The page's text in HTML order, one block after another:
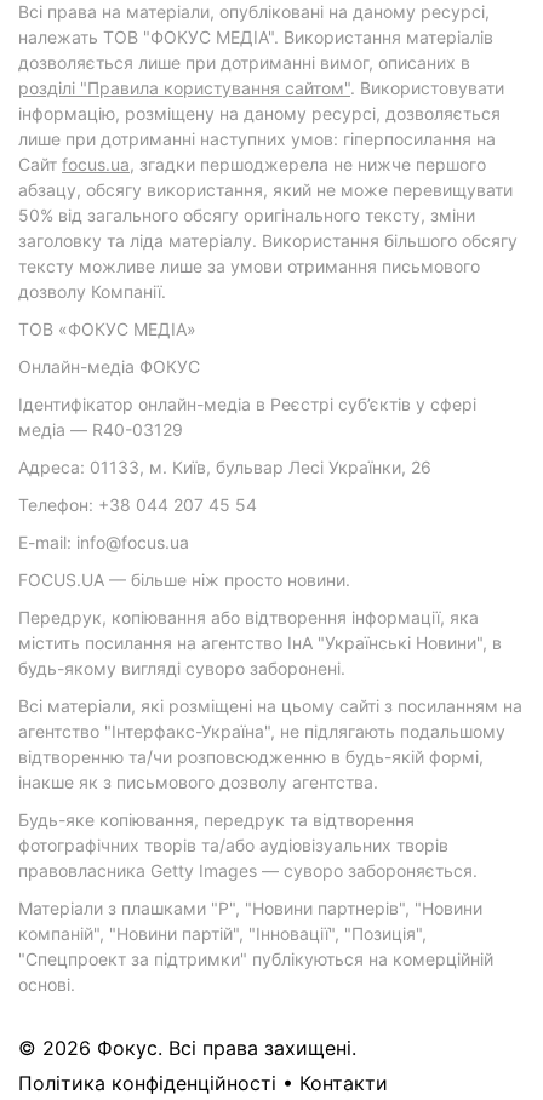
Всі права на матеріали, опубліковані на даному ресурсі,
належать ТОВ "ФОКУС МЕДІА". Використання матеріалів
дозволяється лише при дотриманні вимог, описаних в
розділі "Правила користування сайтом". Використовувати
інформацію, розміщену на даному ресурсі, дозволяється
лише при дотриманні наступних умов: гіперпосилання на
Cайт focus.ua, згадки першоджерела не нижче першого
абзацу, обсягу використання, який не може перевищувати
50% від загального обсягу оригінального тексту, зміни
заголовку та ліда матеріалу. Використання більшого обсягу
тексту можливе лише за умови отримання письмового
дозволу Компанії.
ТОВ «ФОКУС МЕДІА»
Онлайн-медіа ФОКУС
Ідентифікатор онлайн-медіа в Реєстрі суб’єктів у сфері
медіа — R40-03129
Адреса: 01133, м. Київ, бульвар Лесі Українки, 26
Телефон: +38 044 207 45 54
E-mail: info@focus.ua
FOCUS.UA — більше ніж просто новини.
Передрук, копіювання або відтворення інформації, яка
містить посилання на агентство ІнА "Українські Новини", в
будь-якому вигляді суворо заборонені.
Всі матеріали, які розміщені на цьому сайті з посиланням на
агентство "Інтерфакс-Україна", не підлягають подальшому
відтворенню та/чи розповсюдженню в будь-якій формі,
інакше як з письмового дозволу агентства.
Будь-яке копіювання, передрук та відтворення
фотографічних творів та/або аудіовізуальних творів
правовласника Getty Images — суворо забороняється.
Матеріали з плашками "Р", "Новини партнерів", "Новини
компаній", "Новини партій", "Інновації", "Позиція",
"Спецпроект за підтримки" публікуються на комерційній
основі.
© 2026 Фокус. Всі права захищені.
Політика конфіденційності • Контакти